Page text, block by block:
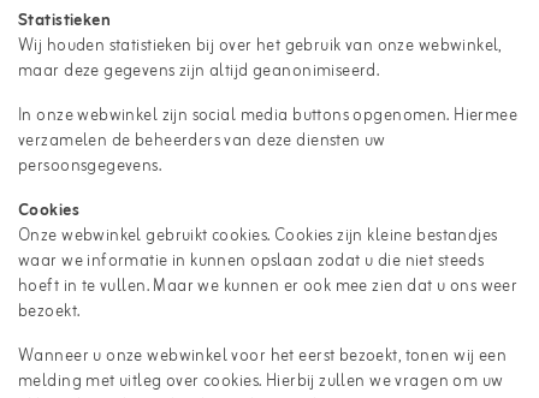
Statistieken
Wij houden statistieken bij over het gebruik van onze webwinkel,
maar deze gegevens zijn altijd geanonimiseerd.
In onze webwinkel zijn social media buttons opgenomen. Hiermee
verzamelen de beheerders van deze diensten uw
persoonsgegevens.
Cookies
Onze webwinkel gebruikt cookies. Cookies zijn kleine bestandjes
waar we informatie in kunnen opslaan zodat u die niet steeds
hoeft in te vullen. Maar we kunnen er ook mee zien dat u ons weer
bezoekt.
Wanneer u onze webwinkel voor het eerst bezoekt, tonen wij een
melding met uitleg over cookies. Hierbij zullen we vragen om uw